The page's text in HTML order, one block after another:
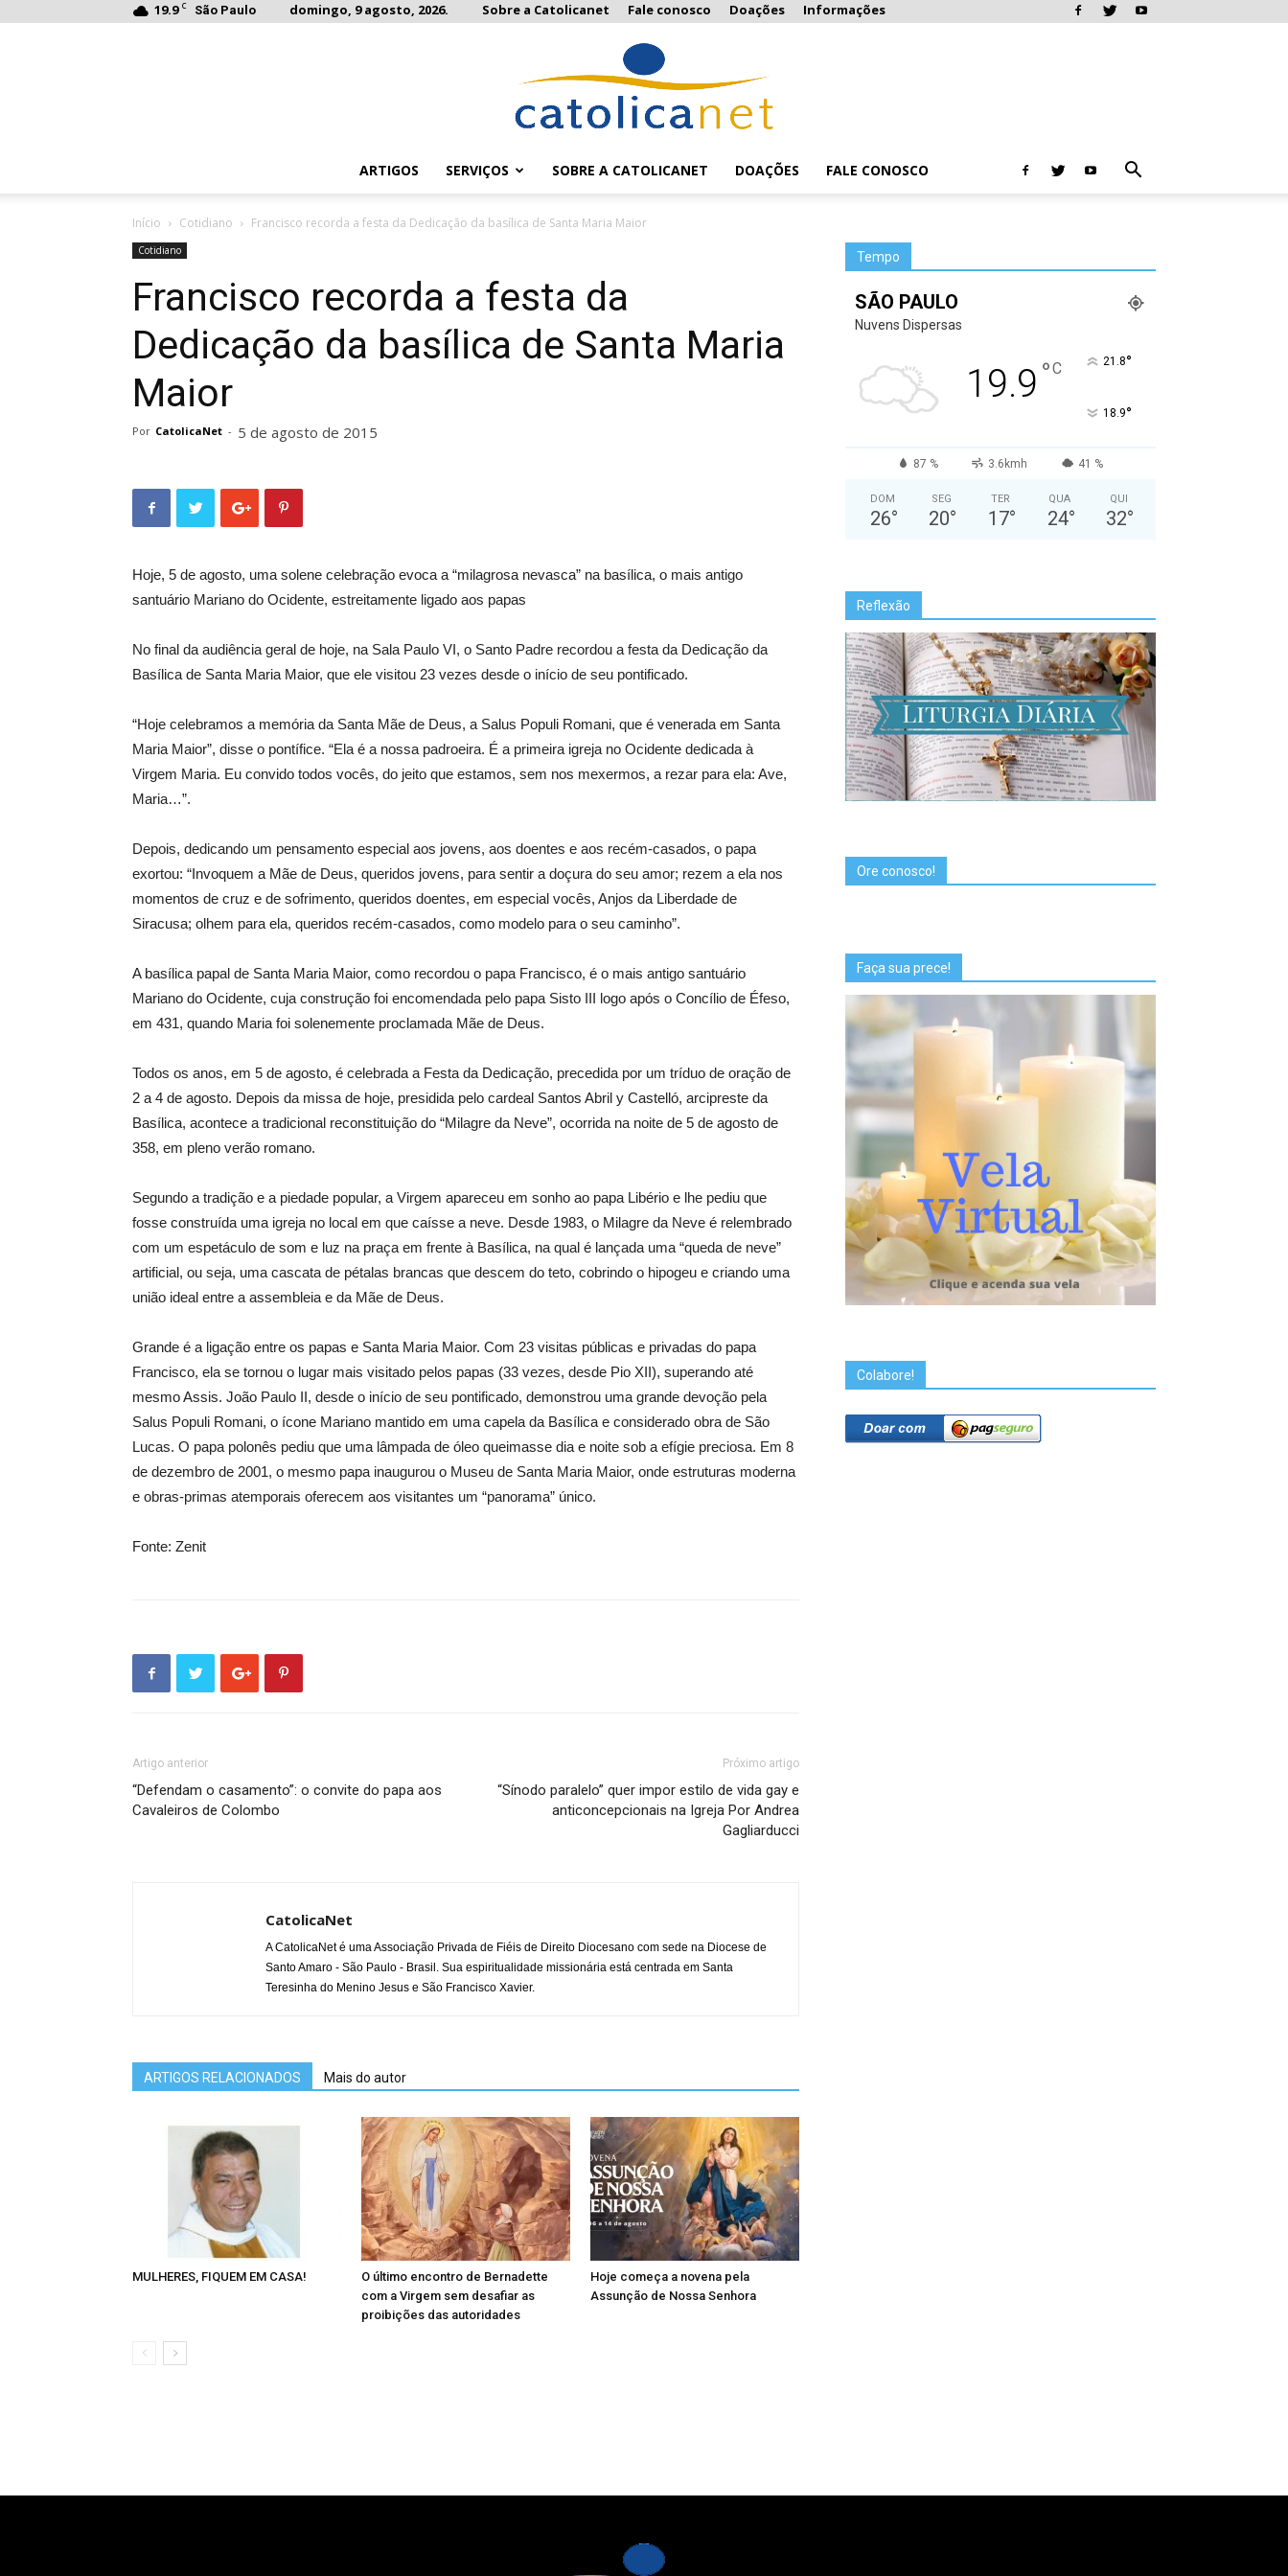
19.9 C São Paulo domingo, 9 agosto, 2026. Sobre a Catolicanet Fale conosco Doações Informações
ARTIGOS SERVIÇOS SOBRE A CATOLICANET DOAÇÕES FALE CONOSCO
Início Cotidiano Francisco recorda a festa da Dedicação da basílica de Santa Maria Maior
Cotidiano
Francisco recorda a festa da
Dedicação da basílica de Santa Maria
Maior
Por CatolicaNet - 5 de agosto de 2015
Hoje, 5 de agosto, uma solene celebração evoca a “milagrosa nevasca” na basílica, o mais antigo
santuário Mariano do Ocidente, estreitamente ligado aos papas
No final da audiência geral de hoje, na Sala Paulo VI, o Santo Padre recordou a festa da Dedicação da
Basílica de Santa Maria Maior, que ele visitou 23 vezes desde o início de seu pontificado.
“Hoje celebramos a memória da Santa Mãe de Deus, a Salus Populi Romani, que é venerada em Santa
Maria Maior”, disse o pontífice. “Ela é a nossa padroeira. É a primeira igreja no Ocidente dedicada à
Virgem Maria. Eu convido todos vocês, do jeito que estamos, sem nos mexermos, a rezar para ela: Ave,
Maria…”.
Depois, dedicando um pensamento especial aos jovens, aos doentes e aos recém-casados, o papa
exortou: “Invoquem a Mãe de Deus, queridos jovens, para sentir a doçura do seu amor; rezem a ela nos
momentos de cruz e de sofrimento, queridos doentes, em especial vocês, Anjos da Liberdade de
Siracusa; olhem para ela, queridos recém-casados, como modelo para o seu caminho”.
A basílica papal de Santa Maria Maior, como recordou o papa Francisco, é o mais antigo santuário
Mariano do Ocidente, cuja construção foi encomendada pelo papa Sisto III logo após o Concílio de Éfeso,
em 431, quando Maria foi solenemente proclamada Mãe de Deus.
Todos os anos, em 5 de agosto, é celebrada a Festa da Dedicação, precedida por um tríduo de oração de
2 a 4 de agosto. Depois da missa de hoje, presidida pelo cardeal Santos Abril y Castelló, arcipreste da
Basílica, acontece a tradicional reconstituição do “Milagre da Neve”, ocorrida na noite de 5 de agosto de
358, em pleno verão romano.
Segundo a tradição e a piedade popular, a Virgem apareceu em sonho ao papa Libério e lhe pediu que
fosse construída uma igreja no local em que caísse a neve. Desde 1983, o Milagre da Neve é relembrado
com um espetáculo de som e luz na praça em frente à Basílica, na qual é lançada uma “queda de neve”
artificial, ou seja, uma cascata de pétalas brancas que descem do teto, cobrindo o hipogeu e criando uma
união ideal entre a assembleia e da Mãe de Deus.
Grande é a ligação entre os papas e Santa Maria Maior. Com 23 visitas públicas e privadas do papa
Francisco, ela se tornou o lugar mais visitado pelos papas (33 vezes, desde Pio XII), superando até
mesmo Assis. João Paulo II, desde o início de seu pontificado, demonstrou uma grande devoção pela
Salus Populi Romani, o ícone Mariano mantido em uma capela da Basílica e considerado obra de São
Lucas. O papa polonês pediu que uma lâmpada de óleo queimasse dia e noite sob a efígie preciosa. Em 8
de dezembro de 2001, o mesmo papa inaugurou o Museu de Santa Maria Maior, onde estruturas moderna
e obras-primas atemporais oferecem aos visitantes um “panorama” único.
Fonte: Zenit
Artigo anterior
“Defendam o casamento”: o convite do papa aos
Cavaleiros de Colombo
Próximo artigo
“Sínodo paralelo” quer impor estilo de vida gay e
anticoncepcionais na Igreja Por Andrea
Gagliarducci
CatolicaNet
A CatolicaNet é uma Associação Privada de Fiéis de Direito Diocesano com sede na Diocese de
Santo Amaro - São Paulo - Brasil. Sua espiritualidade missionária está centrada em Santa
Teresinha do Menino Jesus e São Francisco Xavier.
ARTIGOS RELACIONADOS Mais do autor
MULHERES, FIQUEM EM CASA!
O último encontro de Bernadette
com a Virgem sem desafiar as
proibições das autoridades
Hoje começa a novena pela
Assunção de Nossa Senhora
Tempo
SÃO PAULO
Nuvens Dispersas
19.9 °C 21.8°
18.9°
87 % 3.6kmh 41 %
DOM
26°
SEG
20°
TER
17°
QUA
24°
QUI
32°
Reflexão
Ore conosco!
Faça sua prece!
Colabore!